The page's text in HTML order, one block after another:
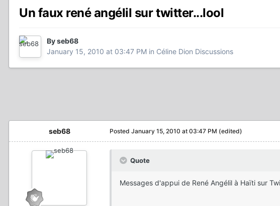
Un faux rené angélil sur twitter...lool
By seb68
January 15, 2010 at 03:47 PM in Céline Dion Discussions
seb68 Posted January 15, 2010 at 03:47 PM (edited)
Quote
Messages d'appui de René Angélil à Haïti sur